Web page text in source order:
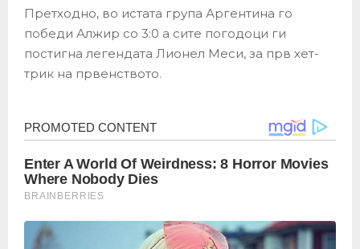
Претходно, во истата група Аргентина го
победи Алжир со 3:0 а сите погодоци ги
постигна легендата Лионел Меси, за прв хет-
трик на првенството.